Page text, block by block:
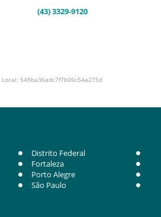
(43) 3329-9120
548ba36adc7f7b06c54a275d
Distrito Federal
Fortaleza
Porto Alegre
São Paulo